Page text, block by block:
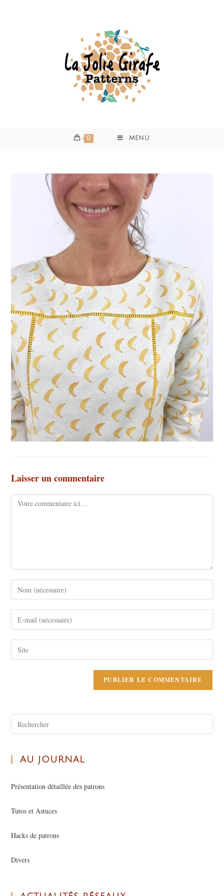
0 MENU
Laisser un commentaire
AU JOURNAL
Présentation détaillée des patrons
Tutos et Astuces
Hacks de patrons
Divers